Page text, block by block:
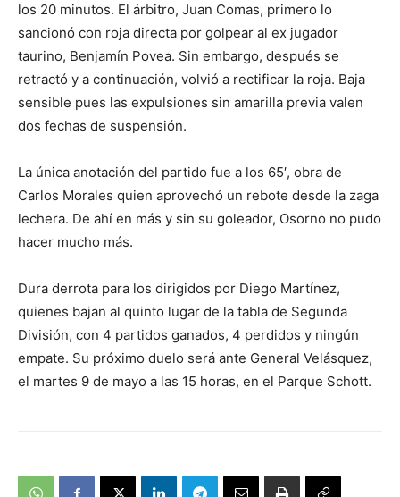
los 20 minutos. El árbitro, Juan Comas, primero lo
sancionó con roja directa por golpear al ex jugador
taurino, Benjamín Povea. Sin embargo, después se
retractó y a continuación, volvió a rectificar la roja. Baja
sensible pues las expulsiones sin amarilla previa valen
dos fechas de suspensión.
La única anotación del partido fue a los 65′, obra de
Carlos Morales quien aprovechó un rebote desde la zaga
lechera. De ahí en más y sin su goleador, Osorno no pudo
hacer mucho más.
Dura derrota para los dirigidos por Diego Martínez,
quienes bajan al quinto lugar de la tabla de Segunda
División, con 4 partidos ganados, 4 perdidos y ningún
empate. Su próximo duelo será ante General Velásquez,
el martes 9 de mayo a las 15 horas, en el Parque Schott.